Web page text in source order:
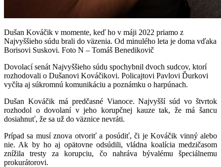
Dušan Kováčik v momente, keď ho v máji 2022 priamo z
Najvyššieho súdu brali do väzenia. Od minulého leta je doma vďaka
Borisovi Suskovi. Foto N – Tomáš Benedikovič
Dovolací senát Najvyššieho súdu spochybnil dvoch sudcov, ktorí
rozhodovali o Dušanovi Kováčikovi. Policajtovi Pavlovi Ďurkovi
vyčíta aj súkromnú komunikáciu a poznámku o harpúnach.
Dušan Kováčik má predčasné Vianoce. Najvyšší súd vo štvrtok
rozhodol o dovolaní v jeho korupčnej kauze tak, že má šancu
dosiahnuť, že sa už do väznice nevráti.
Prípad sa musí znova otvoriť a posúdiť, či je Kováčik vinný alebo
nie. Ak by ho aj opätovne odsúdili, vládna koalícia medzičasom
znížila tresty za korupciu, čo nahráva bývalému špeciálnemu
prokurátorovi.